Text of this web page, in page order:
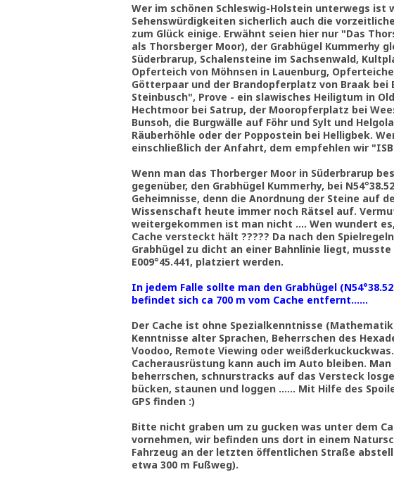
Wer im schönen Schleswig-Holstein unterwegs ist
Sehenswürdigkeiten sicherlich auch die
zum Glück einige. Erwähnt seien hier nur "Das
als Thorsberger Moor), der Grabhügel Kummerhy
Süderbrarup, Schalensteine im Sachsenwald,
Opferteich von Möhnsen in Lauenburg,
Götterpaar und der Brandopferplatz von Braak bei
Steinbusch", Prove - ein slawisches Heiligtum in
Hechtmoor bei Satrup, der Mooropferplatz bei
Bunsoh, die Burgwälle auf Föhr und Sylt und
Räuberhöhle oder der Poppostein bei Helligbek.
einschließlich der Anfahrt, dem empfehlen wir
Wenn man das Thorberger Moor in Süderbrarup
gegenüber, den Grabhügel Kummerhy, bei
Geheimnisse, denn die Anordnung der Steine auf
Wissenschaft heute immer noch Rätsel auf.
weitergekommen ist man nicht …. Wen wundert
Cache versteckt hält ????? Da nach den
Grabhügel zu dicht an einer Bahnlinie liegt,
E009°45.441, platziert werden.
In jedem Falle sollte man den Grabhügel
befindet sich ca 700 m vom Cache entfernt……
Der Cache ist ohne Spezialkenntnisse
Kenntnisse alter Sprachen, Beherrschen des
Voodoo, Remote Viewing oder
Cacherausrüstung kann auch im Auto bleiben.
beherrschen, schnurstracks auf das Versteck
bücken, staunen und loggen …… Mit Hilfe des
GPS finden :)
Bitte nicht graben um zu gucken was unter dem
vornehmen, wir befinden uns dort in einem
Fahrzeug an der letzten öffentlichen Straße
etwa 300 m Fußweg).